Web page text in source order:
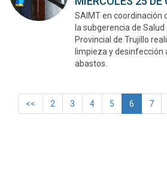
SAIMT en coordinación
la subgerencia de
Provincial de Trujillo
limpieza y desinfección
abastos.
<< 2 3 4 5 6 7